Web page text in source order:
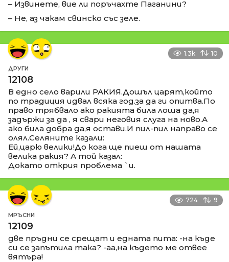
– Извинете, вие ли поръчахте Паганини?
– Не, аз чакам свинско със зеле.
1.3k 10
ДРУГИ
12108
В едно село варили РАКИЯ.Дошъл царят,който
по традиция идвал всяка год.за да ги опитва.По
право трябвало ако ракията била лоша да,я
задържи за да , я свари неговия слуга на ново.А
ако била добра да,я остави.И пил-пил направо се
олял.Селяните казали:
Ей,царю велики!До кога ще пиеш от нашата
велика ракия? А той казал:
Докато открия проблема `и.
724 9
МРЪСНИ
12109
две пръдни се срещат и едната пита: -на къде
си се запътила така? -аа,на където ме отвее
вятъра!